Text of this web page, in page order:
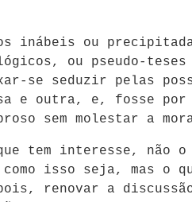
inábeis ou
ou pseudo-
se seduzir pelas
e outra, e, fosse
sem molestar a
tem interesse,
como isso seja, mas
pois, renovar a